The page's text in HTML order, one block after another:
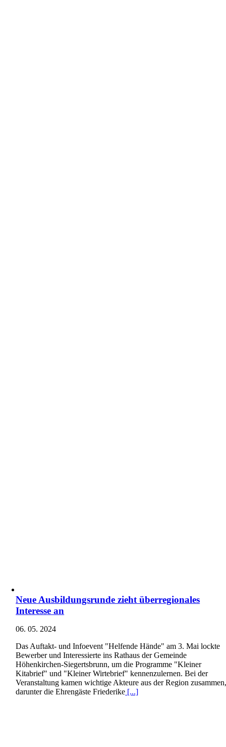
Neue Ausbildungsrunde zieht überregionales
Interesse an
06. 05. 2024
Das Auftakt- und Infoevent "Helfende Hände" am 3. Mai lockte
Bewerber und Interessierte ins Rathaus der Gemeinde
Höhenkirchen-Siegertsbrunn, um die Programme "Kleiner
Kitabrief" und "Kleiner Wirtebrief" kennenzulernen. Bei der
Veranstaltung kamen wichtige Akteure aus der Region
darunter die Ehrengäste Friederike [...]